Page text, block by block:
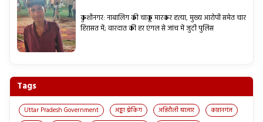
कुशीनगर: नाबालिग की चाकू मारकर हत्या, मुख्य आरोपी समेत चार
हिरासत में; वारदात की हर एंगल से जांच में जुटी पुलिस
Tags
Uttar Pradesh Government अड्डा ब्रेकिंग अहिरौली बाजार
कप्तानगंज